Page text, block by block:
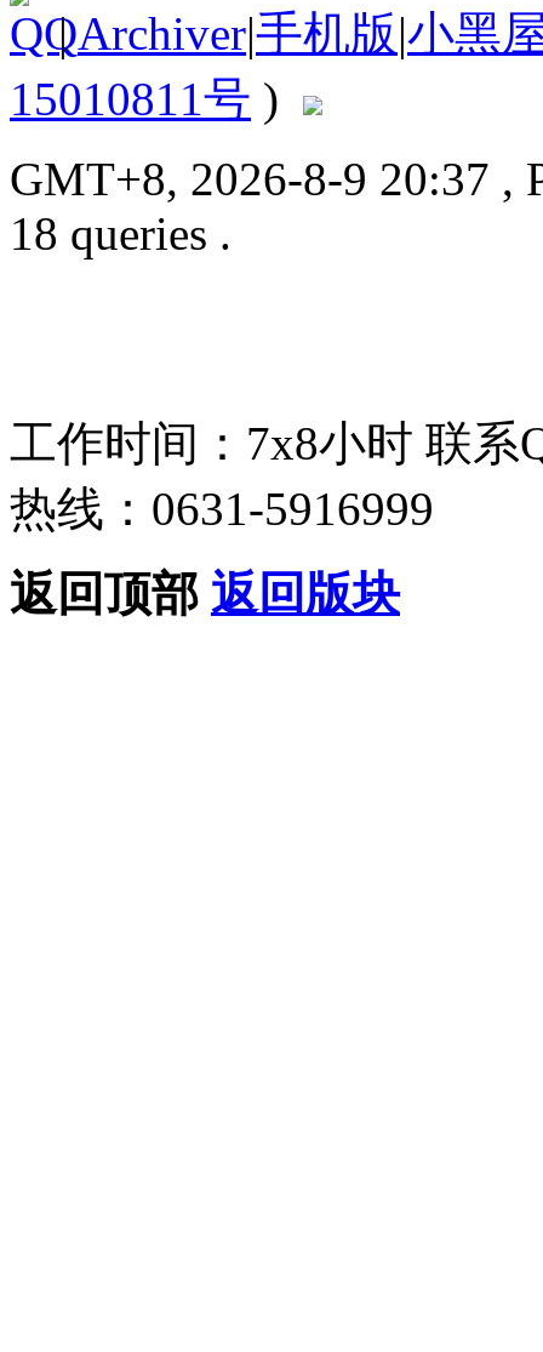
| Archiver|手机版|小黑
15010811号 )
GMT+8, 2026-8-9 20:37 ,
18 queries .
工作时间：7x8小时 联系
热线：0631-5916999
返回顶部 返回版块